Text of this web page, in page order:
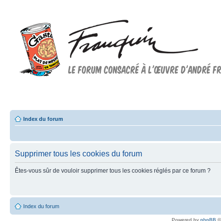
Index du forum
Supprimer tous les cookies du forum
Êtes-vous sûr de vouloir supprimer tous les cookies réglés par ce forum ?
Index du forum
Powered by phpBB